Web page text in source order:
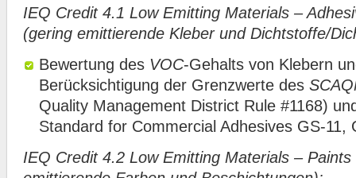
IEQ Credit 4.1 Low Emitting Materials –
(gering emittierende Kleber und Dichtstoffe/
Bewertung des VOC-Gehalts von Klebern
Berücksichtigung der Grenzwerte des
Quality Management District Rule #1168)
Standard for Commercial Adhesives GS-11,
IEQ Credit 4.2 Low Emitting Materials –